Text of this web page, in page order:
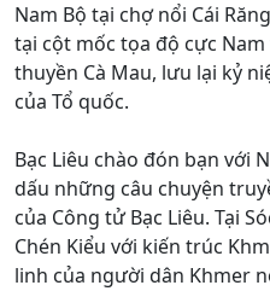
Nam Bộ tại chợ nổi Cái
tại cột mốc tọa độ cực
thuyền Cà Mau, lưu lại kỷ
của Tổ quốc.
Bạc Liêu chào đón bạn với
dấu những câu chuyện
của Công tử Bạc Liêu. Tại
Chén Kiểu với kiến trúc
linh của người dân Khmer